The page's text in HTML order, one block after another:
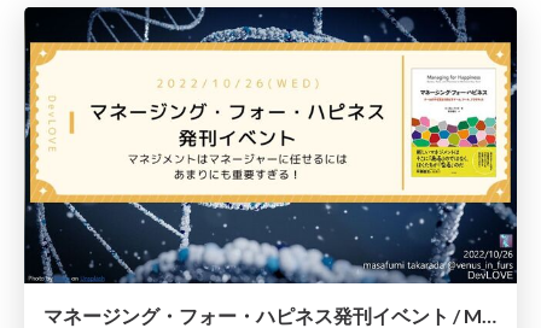
マネージング・フォー・ハピネス発刊イベント / Management is too important to leave to the managers